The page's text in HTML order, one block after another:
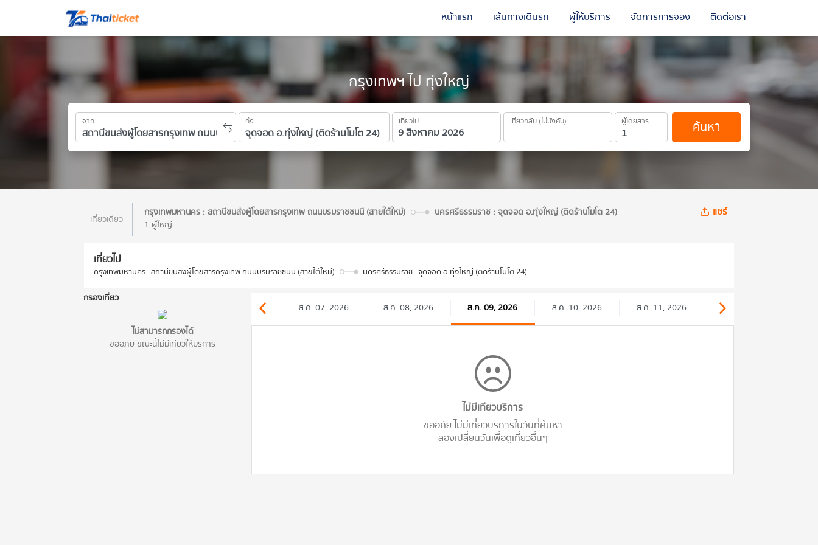
กรุงเทพฯ ไป ทุ่งใหญ่
จาก ถึง เที่ยวไป เที่ยวกลับ (ไม่บังคับ) ผู้โดยสาร ค้นหา
หน้าแรก เส้นทางเดินรถ ผู้ให้บริการ จัดการการจอง ติดต่อเรา
เที่ยวเดียว
กรุงเทพมหานคร : สถานีขนส่งผู้โดยสารกรุงเทพ ถนนบรมราชชนนี (สายใต้ใหม่)
นครศรีธรรมราช : จุดจอด อ.ทุ่งใหญ่ (ติดร้านโมโต 24)
1 ผู้ใหญ่
แชร์
เที่ยวไป
กรุงเทพมหานคร : สถานีขนส่งผู้โดยสารกรุงเทพ ถนนบรมราชชนนี (สายใต้ใหม่) นครศรีธรรมราช : จุดจอด อ.ทุ่งใหญ่ (ติดร้านโมโต 24)
กรองเที่ยว
ไม่สามารถกรองได้
ขออภัย ขณะนี้ไม่มีเที่ยวให้บริการ
ส.ค. 07, 2026 ส.ค. 08, 2026 ส.ค. 09, 2026 ส.ค. 10, 2026 ส.ค. 11, 2026
ไม่มีเทียวบริการ
ขออภัย ไม่มีเที่ยวบริการในวันที่ค้นหา
ลองเปลี่ยนวันเพื่อดูเที่ยวอื่นๆ